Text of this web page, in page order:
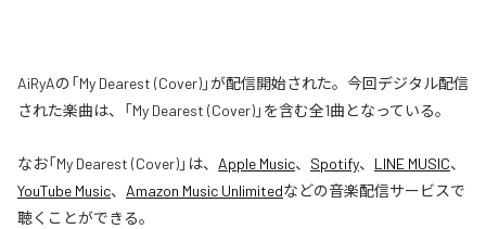
AiRyAの「My Dearest (Cover)」が配信開始された。今回デジタル配信
された楽曲は、「My Dearest (Cover)」を含む全1曲となっている。
なお「My Dearest (Cover)」は、 Apple Music、 Spotify、 LINE MUSIC、
YouTube Music、 Amazon Music Unlimitedなどの音楽配信サービスで
聴くことができる。